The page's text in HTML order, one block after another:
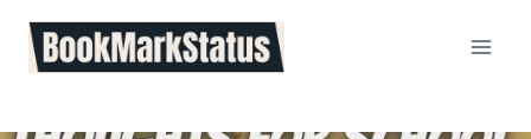
content